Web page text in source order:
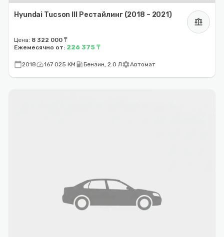
Hyundai Tucson III Рестайлинг (2018 – 2021)
balance
Цена: 8 322 000 ₸
Ежемесячно от: 226 375 ₸
calendar_today2018speed167 025 КМ local_gas_stationБензин, 2.0 ЛsettingsАвтомат